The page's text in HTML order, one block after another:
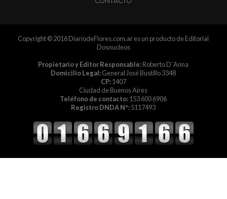
Copyright © 2016 DiariodeFlores.com.ar es un producto de Editorial
Dosnucleos
Propietario y Editor Responsable:Roberto D´Anna
Domicilio Legal:General José Bustillo 3348
CP:1407
Ciudad de Buenos Aires
Teléfono de contacto:153 600 6906
Registro DNDA Nº:5117493